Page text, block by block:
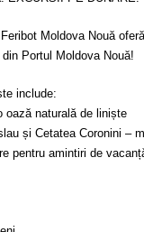
Moldova Nouă
Portul Moldova Nouă!
include:
oază naturală de liniște
și Cetatea Coronini –
pentru amintiri de